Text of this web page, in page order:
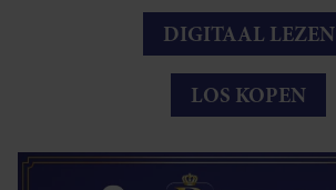
DIGITAAL LEZEN
LOS KOPEN